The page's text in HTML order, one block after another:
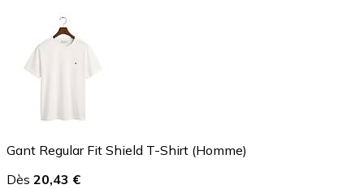
Gant Regular Fit Shield T-Shirt (Homme)
Dès 20,43 €